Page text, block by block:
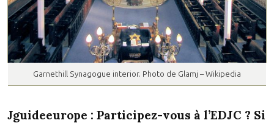
Garnethill Synagogue interior. Photo de Glamj – Wikipedia
Jguideeurope : Participez-vous à l’EDJC ? Si